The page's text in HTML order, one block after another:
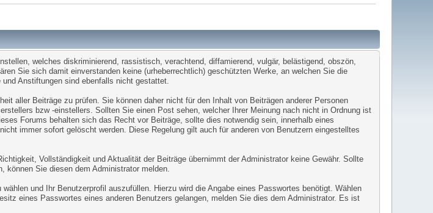
welches diskriminierend, rassistisch, verachtend, diffamierend, vulgär, belästigend, obszön,
Sie sich damit einverstanden keine (urheberrechtlich) geschützten Werke, an welchen Sie die
Anstiftungen sind ebenfalls nicht gestattet.
aller Beiträge zu prüfen. Sie können daher nicht für den Inhalt von Beiträgen anderer Personen
bzw -einstellers. Sollten Sie einen Post sehen, welcher Ihrer Meinung nach nicht in Ordnung ist
Forums behalten sich das Recht vor Beiträge, sollte dies notwendig sein, innerhalb eines
immer sofort gelöscht werden. Diese Regelung gilt auch für anderen von Benutzern eingestelltes
Vollständigkeit und Aktualität der Beiträge übernimmt der Administrator keine Gewähr. Sollte
können Sie diesen dem Administrator melden.
und Ihr Benutzerprofil auszufüllen. Hierzu wird die Angabe eines Passwortes benötigt. Wählen
eines Passwortes eines anderen Benutzers gelangen, melden Sie dies dem Administrator. Es ist